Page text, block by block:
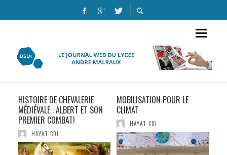
HISTOIRE DE CHEVALERIE
MÉDIÉVALE : ALBERT ET SON
PREMIER COMBAT!
HAYAT CDI
MOBILISATION POUR LE
CLIMAT
HAYAT CDI